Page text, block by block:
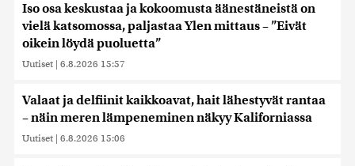
Iso osa keskustaa ja kokoomusta äänestäneistä on
vielä katsomossa, paljastaa Ylen mittaus – ”Eivät
oikein löydä puoluetta”
Uutiset | 6.8.2026 15:57
Valaat ja delfiinit kaikkoavat, hait lähestyvät rantaa
– näin meren lämpeneminen näkyy Kaliforniassa
Uutiset | 6.8.2026 15:06